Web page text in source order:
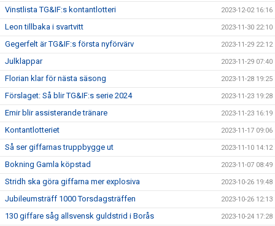
Vinstlista TG&IF:s kontantlotteri 2023-12-02 16:16
Leon tillbaka i svartvitt 2023-11-30 22:10
Gegerfelt är TG&IF:s första nyförvärv 2023-11-29 22:12
Julklappar 2023-11-29 07:40
Florian klar för nästa säsong 2023-11-28 19:25
Förslaget: Så blir TG&IF:s serie 2024 2023-11-23 19:28
Emir blir assisterande tränare 2023-11-23 16:19
Kontantlotteriet 2023-11-17 09:06
Så ser giffarnas truppbygge ut 2023-11-10 14:12
Bokning Gamla köpstad 2023-11-07 08:49
Stridh ska göra giffarna mer explosiva 2023-10-26 19:48
Jubileumsträff 1000 Torsdagsträffen 2023-10-26 12:13
130 giffare såg allsvensk guldstrid i Borås 2023-10-24 17:28